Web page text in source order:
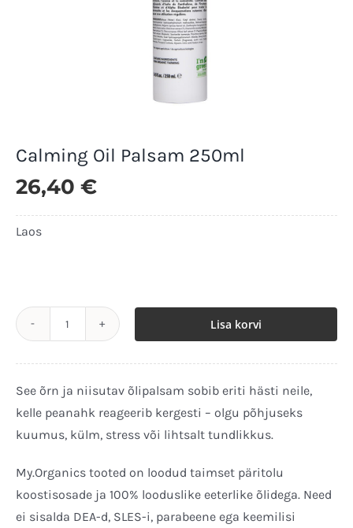
Calming Oil Palsam 250ml
26,40 €
Laos
Calming
250ml
kogus
Lisa korvi
See õrn ja niisutav õlipalsam sobib eriti hästi neile,
kelle peanahk reageerib kergesti – olgu põhjuseks
kuumus, külm, stress või lihtsalt tundlikkus.
My.Organics tooted on loodud taimset päritolu
koostisosade ja 100% looduslike eeterlike õlidega. Need
ei sisalda DEA-d, SLES-i, parabeene ega keemilisi